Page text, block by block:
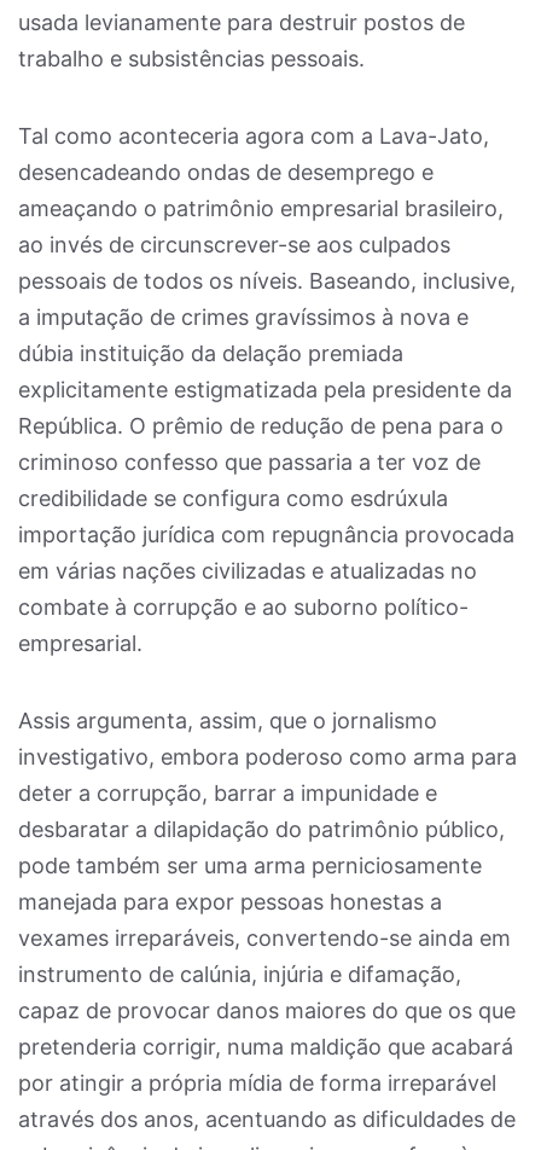
usada levianamente para destruir postos de
trabalho e subsistências pessoais.
Tal como aconteceria agora com a Lava-Jato,
desencadeando ondas de desemprego e
ameaçando o patrimônio empresarial brasileiro,
ao invés de circunscrever-se aos culpados
pessoais de todos os níveis. Baseando, inclusive,
a imputação de crimes gravíssimos à nova e
dúbia instituição da delação premiada
explicitamente estigmatizada pela presidente da
República. O prêmio de redução de pena para o
criminoso confesso que passaria a ter voz de
credibilidade se configura como esdrúxula
importação jurídica com repugnância provocada
em várias nações civilizadas e atualizadas no
combate à corrupção e ao suborno político-
empresarial.
Assis argumenta, assim, que o jornalismo
investigativo, embora poderoso como arma para
deter a corrupção, barrar a impunidade e
desbaratar a dilapidação do patrimônio público,
pode também ser uma arma perniciosamente
manejada para expor pessoas honestas a
vexames irreparáveis, convertendo-se ainda em
instrumento de calúnia, injúria e difamação,
capaz de provocar danos maiores do que os que
pretenderia corrigir, numa maldição que acabará
por atingir a própria mídia de forma irreparável
através dos anos, acentuando as dificuldades de